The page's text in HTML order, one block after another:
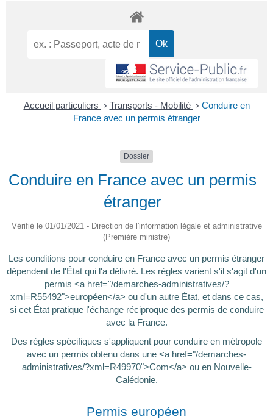
Accueil particuliers > Transports - Mobilité > Conduire en
France avec un permis étranger
Dossier
Conduire en France avec un permis
étranger
Vérifié le 01/01/2021 - Direction de l'information légale et administrative
(Première ministre)
Les conditions pour conduire en France avec un permis étranger
dépendent de l'État qui l'a délivré. Les règles varient s'il s'agit d'un
permis <a href="/demarches-administratives/?
xml=R55492">européen</a> ou d'un autre État, et dans ce cas,
si cet État pratique l'échange réciproque des permis de conduire
avec la France.
Des règles spécifiques s'appliquent pour conduire en métropole
avec un permis obtenu dans une <a href="/demarches-
administratives/?xml=R49970">Com</a> ou en Nouvelle-
Calédonie.
Permis européen